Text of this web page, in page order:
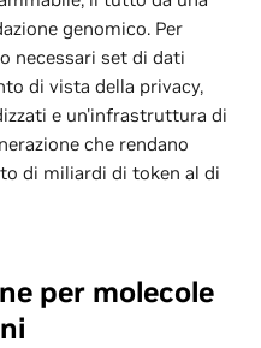
genomico. Per
necessari set di dati
di vista della privacy,
e un'infrastruttura di
che rendano
di miliardi di token al di
per molecole